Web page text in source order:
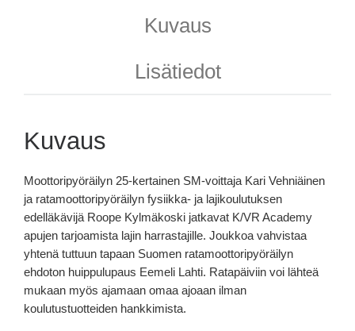
Kuvaus
Lisätiedot
Kuvaus
Moottoripyöräilyn 25-kertainen SM-voittaja Kari Vehniäinen
ja ratamoottoripyöräilyn fysiikka- ja lajikoulutuksen
edelläkävijä Roope Kylmäkoski jatkavat K/VR Academy
apujen tarjoamista lajin harrastajille. Joukkoa vahvistaa
yhtenä tuttuun tapaan Suomen ratamoottoripyöräilyn
ehdoton huippulupaus Eemeli Lahti. Ratapäiviin voi lähteä
mukaan myös ajamaan omaa ajoaan ilman
koulutustuotteiden hankkimista.